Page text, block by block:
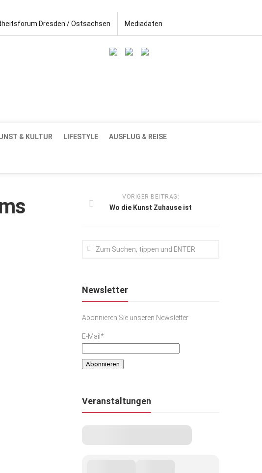
Dresden / Ostsachsen Mediadaten
& KULTUR LIFESTYLE AUSFLUG & REISE
VORIGER BEITRAG:
Wo die Kunst Zuhause ist
Newsletter
Abonnieren Sie unseren Newsletter
E-Mail*
Veranstaltungen